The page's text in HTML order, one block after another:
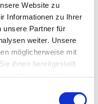
Website zu
Informationen zu Ihrer
unsere Partner für
weiter. Unsere
möglicherweise mit
ihnen bereitgestellt
Kariesentfernung, die
wird. Dabei
Stelle am Zahn
den Zahnschmelz
Aushärtung des
stoppen. Das ist